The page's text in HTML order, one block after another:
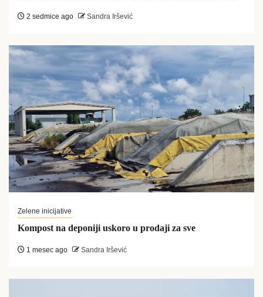
2 sedmice ago Sandra Iršević
Zelene inicijative
Kompost na deponiji uskoro u prodaji za sve
1 mesec ago Sandra Iršević